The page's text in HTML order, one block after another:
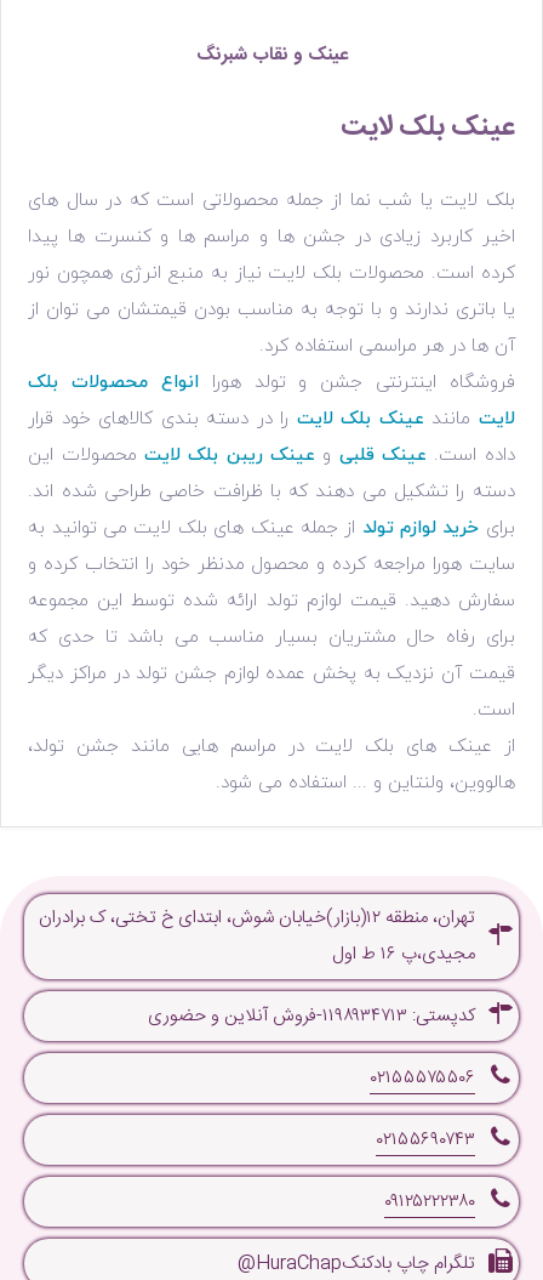
عینک و نقاب شبرنگ
عینک بلک لایت
بلک لایت یا شب نما از جمله محصولاتی است که در سال های
اخیر کاربرد زیادی در جشن ها و مراسم ها و کنسرت ها پیدا
کرده است. محصولات بلک لایت نیاز به منبع انرژی همچون نور
یا باتری ندارند و با توجه به مناسب بودن قیمتشان می توان از
آن ها در هر مراسمی استفاده کرد.
فروشگاه اینترنتی جشن و تولد هوراانواع محصولات بلک
لایت مانند عینک بلک لایت را در دسته بندی کالاهای خود قرار
داده است. عینک قلبی و عینک ریبن بلک لایتمحصولات این
دسته را تشکیل می دهند که با ظرافت خاصی طراحی شده اند.
برای خرید لوازم تولد از جمله عینک های بلک لایت می توانید به
سایت هورا مراجعه کرده و محصول مدنظر خود را انتخاب کرده و
سفارش دهید. قیمت لوازم تولد ارائه شده توسط این مجموعه
برای رفاه حال مشتریان بسیار مناسب می باشد تا حدی که
قیمت آن نزدیک به پخش عمده لوازم جشن تولد در مراکز دیگر
است.
از عینک های بلک لایت در مراسم هایی مانند جشن تولد،
هالووین، ولنتاین و ... استفاده می شود.
تهران، منطقه ۱۲(بازار)خیابان شوش، ابتدای خ تختی، ک برادران
مجیدی،پ ۱۶ ط اول
کدپستی: ۱۱۹۸۹۳۴۷۱۳-فروش آنلاین و حضوری
۰۲۱۵۵۵۷۵۵۰۶
۰۲۱۵۵۶۹۰۷۴۳
۰۹۱۲۵۲۲۲۳۸۰
تلگرام چاپ بادکنکHuraChap@